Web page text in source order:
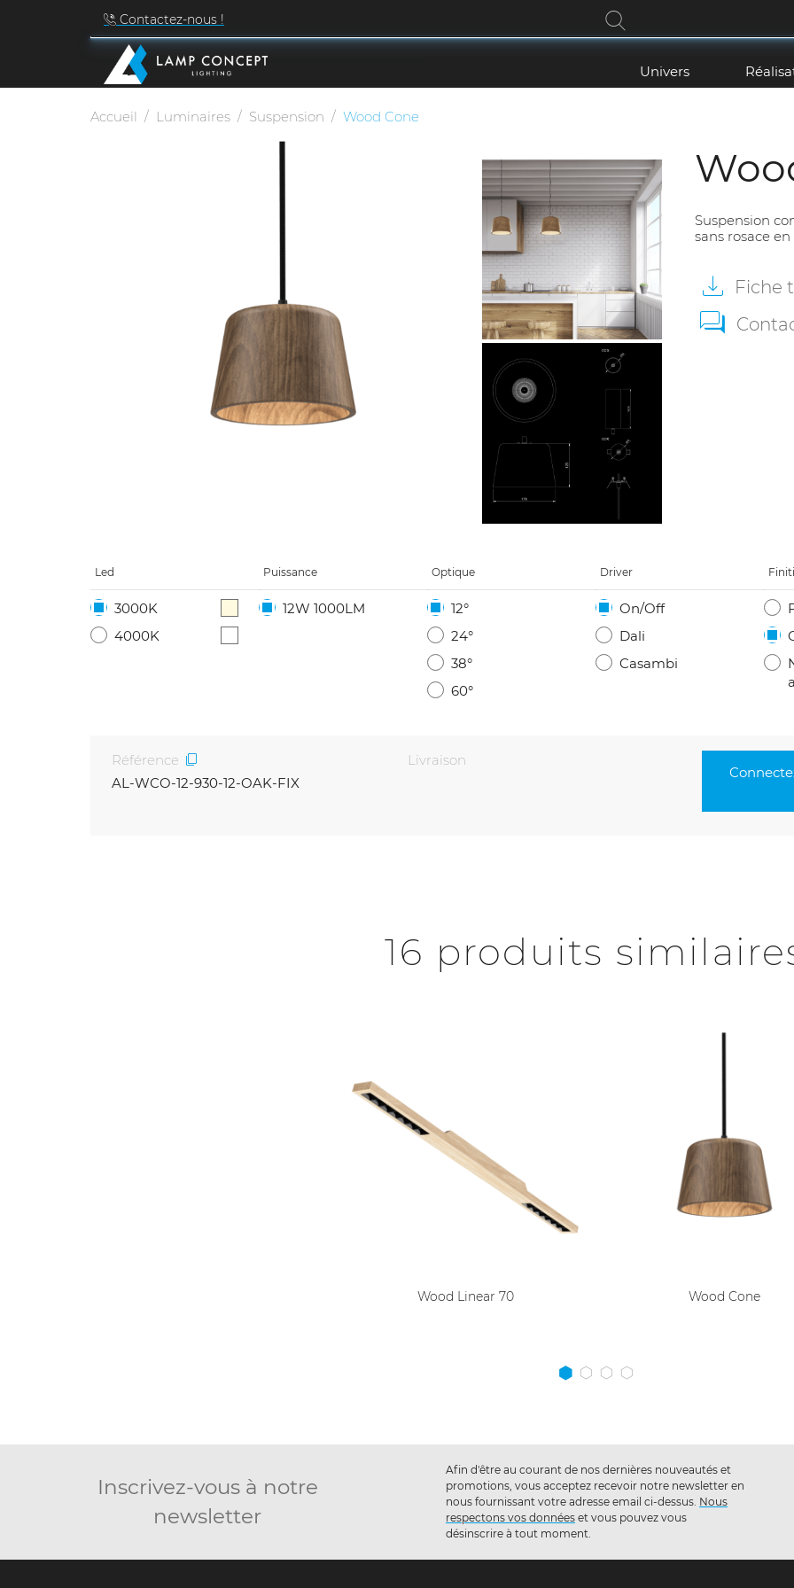
Contactez-nous !
Univers
Accueil Luminaires Suspension Wood Cone
Suspension
sans rosace en
Fiche
Led
3000K
4000K
Puissance
12W 1000LM
Optique
12°
24°
38°
60°
Driver
On/Off
Dali
Casambi
Référence
AL-WCO-12-930-12-OAK-FIX
Livraison
16 produits
Wood Linear 70 Wood Cone
Inscrivez-vous à notre
newsletter
Afin d'être au courant de nos dernières nouveautés et
promotions, vous acceptez recevoir notre newsletter en
nous fournissant votre adresse email ci-dessus. Nous
respectons vos données et vous pouvez vous
désinscrire à tout moment.